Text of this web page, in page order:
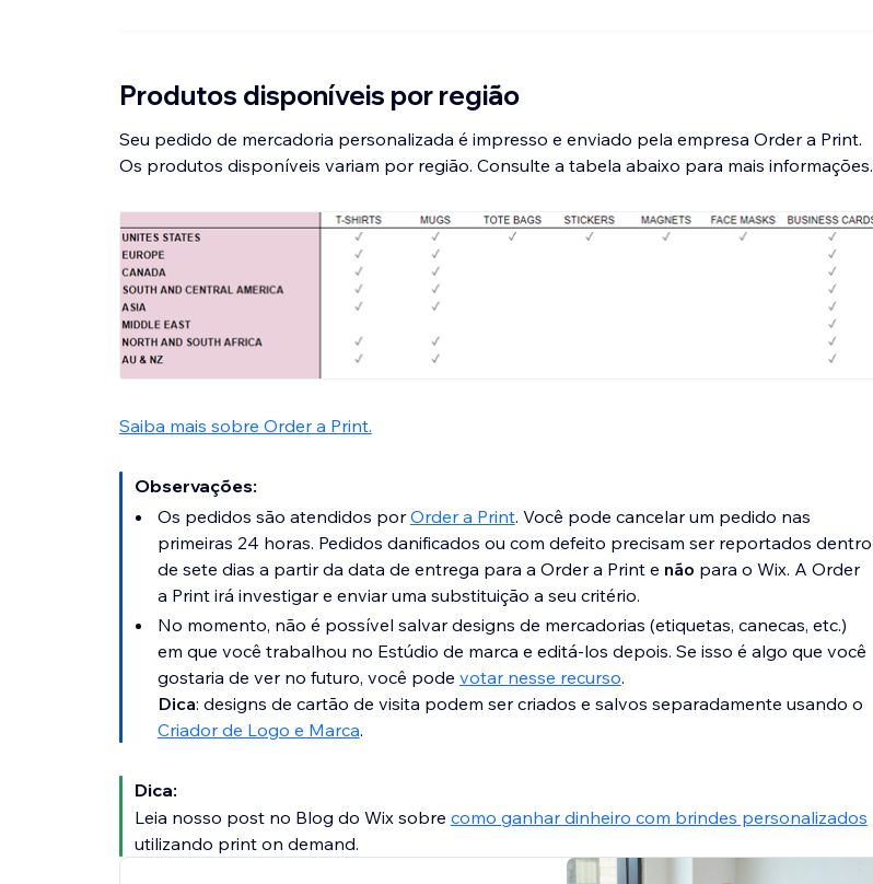
Produtos disponíveis por região
Seu pedido de mercadoria personalizada é impresso e enviado pela empresa Order a Print.
Os produtos disponíveis variam por região. Consulte a tabela abaixo para mais informações.
Saiba mais sobre Order a Print.
Observações:
Os pedidos são atendidos porOrder a Print. Você pode cancelar um pedido nas
primeiras 24 horas. Pedidos danificados ou com defeito precisam ser reportados dentro
de sete dias a partir da data de entrega para a Order a Print e não para o Wix. A Order
a Print irá investigar e enviar uma substituição a seu critério.
No momento, não é possível salvar designs de mercadorias (etiquetas, canecas, etc.)
em que você trabalhou no Estúdio de marca e editá-los depois. Se isso é algo que você
gostaria de ver no futuro, você pode votar nesse recurso.
Dica: designs de cartão de visita podem ser criados e salvos separadamente usando o
Criador de Logo e Marca.
Dica:
Leia nosso post no Blog do Wix sobre como ganhar dinheiro com brindes personalizados
utilizando print on demand.